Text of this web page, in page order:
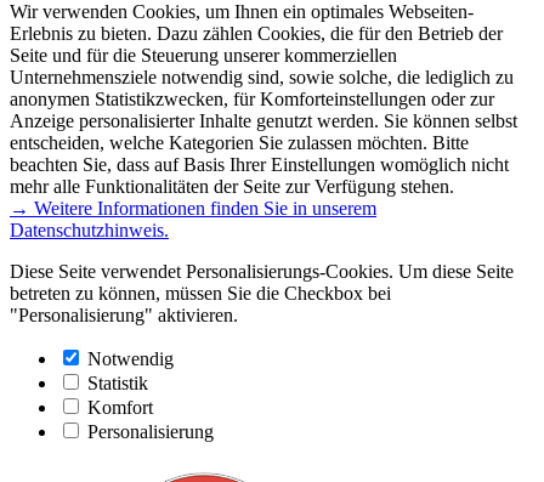
Wir verwenden Cookies, um Ihnen ein optimales Webseiten-
Erlebnis zu bieten. Dazu zählen Cookies, die für den Betrieb der
Seite und für die Steuerung unserer kommerziellen
Unternehmensziele notwendig sind, sowie solche, die lediglich zu
anonymen Statistikzwecken, für Komforteinstellungen oder zur
Anzeige personalisierter Inhalte genutzt werden. Sie können selbst
entscheiden, welche Kategorien Sie zulassen möchten. Bitte
beachten Sie, dass auf Basis Ihrer Einstellungen womöglich nicht
mehr alle Funktionalitäten der Seite zur Verfügung stehen.
→ Weitere Informationen finden Sie in unserem
Datenschutzhinweis.
Diese Seite verwendet Personalisierungs-Cookies. Um diese Seite
betreten zu können, müssen Sie die Checkbox bei
"Personalisierung" aktivieren.
Notwendig
Statistik
Komfort
Personalisierung